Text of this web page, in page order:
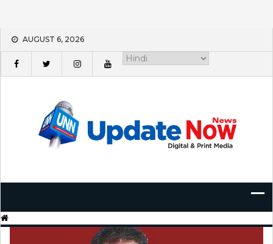
Skip
content
AUGUST 6, 2026